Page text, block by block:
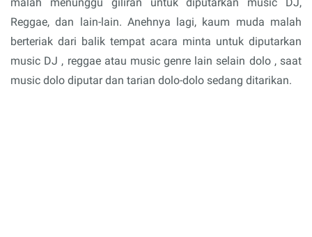
Reggae, dan lain-lain. Anehnya lagi, kaum muda malah
berteriak dari balik tempat acara minta untuk diputarkan
music DJ , reggae atau music genre lain selain dolo , saat
music dolo diputar dan tarian dolo-dolo sedang ditarikan.